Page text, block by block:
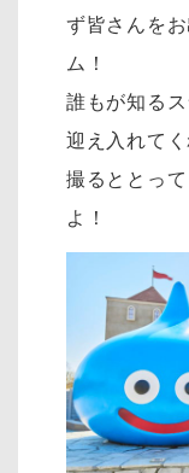
ず皆さんを
ム！
誰もが知る
迎え入れて
撮るととっ
よ！